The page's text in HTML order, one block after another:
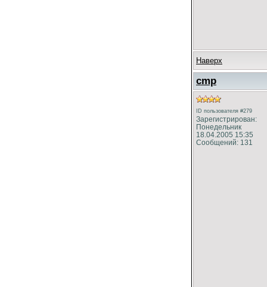
Наверх
cmp
ID пользователя #279
Зарегистрирован:
Понедельник
18.04.2005 15:35
Сообщений: 131